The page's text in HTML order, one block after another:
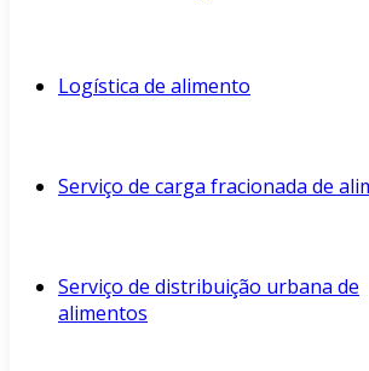
Logística de alimento
Serviço de carga fracionada de
Serviço de distribuição urbana de
alimentos